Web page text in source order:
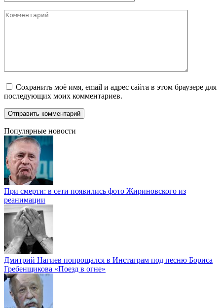
Комментарий
Сохранить моё имя, email и адрес сайта в этом браузере для
последующих моих комментариев.
Популярные новости
При смерти: в сети появились фото Жириновского из
реанимации
Дмитрий Нагиев попрощался в Инстаграм под песню Бориса
Гребенщикова «Поезд в огне»